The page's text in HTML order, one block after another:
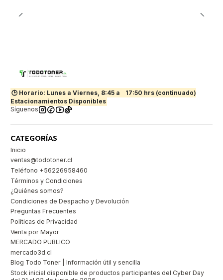
🕒 Horario: Lunes a Viernes, 8:45 a
17:50 hrs (continuado)
Estacionamientos Disponibles
Síguenos
CATEGORÍAS
Inicio
ventas@todotoner.cl
Teléfono +56226958460
Términos y Condiciones
¿Quiénes somos?
Condiciones de Despacho y Devolución
Preguntas Frecuentes
Políticas de Privacidad
Venta por Mayor
MERCADO PUBLICO
mercado3d.cl
Blog Todo Toner | Información útil y sencilla
Stock inicial disponible de productos participantes del Cyber Day